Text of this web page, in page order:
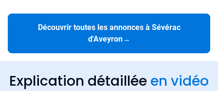
Découvrir toutes les annonces à Sévérac
d'Aveyron→
Explication détaillée en vidéo